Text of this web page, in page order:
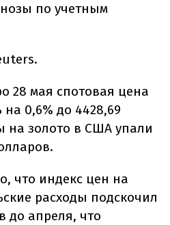
по учетным
28 мая спотовая цена
на 0,6% до 4428,69
на золото в США упали
что индекс цен на
расходы подскочил
до апреля, что